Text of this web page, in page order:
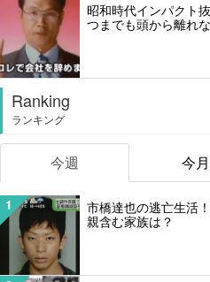
昭和時代インパクト
つまでも頭から離れ
Ranking
ランキング
今週 今月
1
市橋達也の逃亡生活
親含む家族は？